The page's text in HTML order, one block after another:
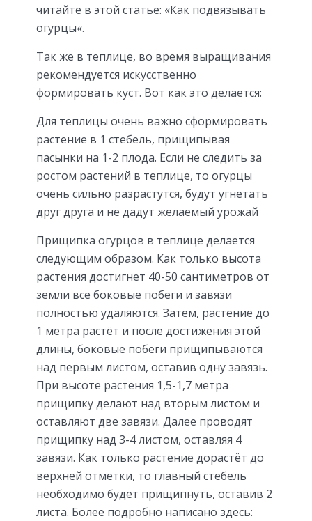
читайте в этой статье: «Как подвязывать
огурцы«.
Так же в теплице, во время выращивания
рекомендуется искусственно
формировать куст. Вот как это делается:
Для теплицы очень важно сформировать
растение в 1 стебель, прищипывая
пасынки на 1-2 плода. Если не следить за
ростом растений в теплице, то огурцы
очень сильно разрастутся, будут угнетать
друг друга и не дадут желаемый урожай
Прищипка огурцов в теплице делается
следующим образом. Как только высота
растения достигнет 40-50 сантиметров от
земли все боковые побеги и завязи
полностью удаляются. Затем, растение до
1 метра растёт и после достижения этой
длины, боковые побеги прищипываются
над первым листом, оставив одну завязь.
При высоте растения 1,5-1,7 метра
прищипку делают над вторым листом и
оставляют две завязи. Далее проводят
прищипку над 3-4 листом, оставляя 4
завязи. Как только растение дорастёт до
верхней отметки, то главный стебель
необходимо будет прищипнуть, оставив 2
листа. Более подробно написано здесь: